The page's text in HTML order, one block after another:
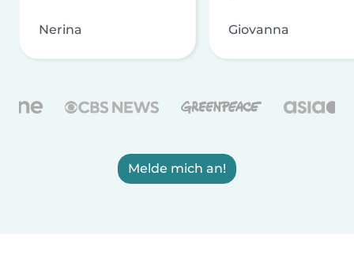
Nerina Giovanna
Melde mich an!